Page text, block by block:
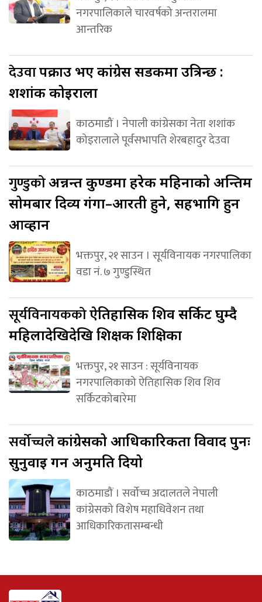
नगरपालिकाले चारवर्षको अन्तरालमा
आन्तरिक
देउवापक्राउ भए कांग्रेस सडकमा उत्रिन्छ :
शशांक कोइराला
काठमाडौं । नेपाली कांग्रेसका नेता शशांक
कोइरालाले पूर्वसभापति शेरबहादुर देउवा
गुण्डुकोअन्नन्त कुण्डमा हरेक महिनाको अन्तिम
सोमबार दिव्य गंगा–आरती हुने, सहभागि हुन
आव्हान
भक्तपुर, २१ साउन । सूर्यविनायक नगरपालिका
वडा नं. ७ गुण्डुस्थित
सूर्यविनायककोऐतिहासिक शिव सर्किट घुम्दै
महिलादेखिदेखि शिक्षक शिक्षिका
भक्तपुर, २१ साउन : सूर्यविनायक
नगरपालिकाको ऐतिहासिक शिव शिव
सर्किटकोबारेमा
सर्वोच्चलेकांग्रेसको आधिकारिकता विवाद पुनः
सुनुवाइ गर्न अनुमति दियो
काठमाडौं । सर्वोच्च अदालतले नेपाली
कांग्रेसको विशेष महाधिवेशन तथा
आधिकारिकतासम्बन्धी